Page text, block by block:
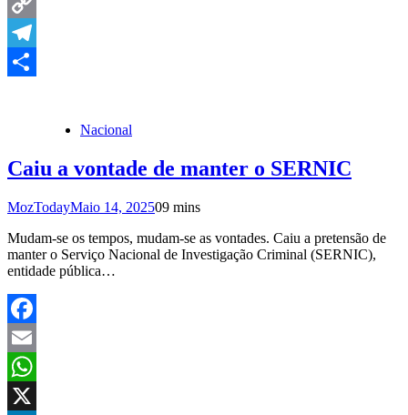
Copy
Link
Telegram
Nacional
Caiu a vontade de manter o SERNIC
MozTodayMaio 14, 202509 mins
Mudam-se os tempos, mudam-se as vontades. Caiu a pretensão de
manter o Serviço Nacional de Investigação Criminal (SERNIC),
entidade pública…
Facebook
Email
WhatsApp